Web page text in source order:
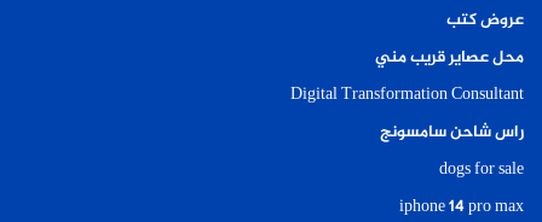
عروض كتب
محل عصاير قريب مني
Digital Transformation Consultant
راس شاحن سامسونج
dogs for sale
iphone 14 pro max